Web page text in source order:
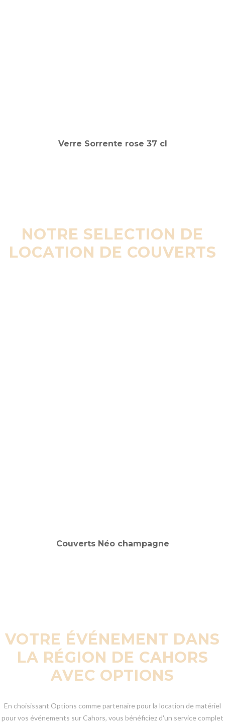
NOTRE SELECTION DE
LOCATION DE COUVERTS
VOTRE ÉVÉNEMENT DANS
LA RÉGION DE CAHORS
AVEC OPTIONS
En choisissant Options comme partenaire pour la location de matériel
pour vos événements sur Cahors, vous bénéficiez d'un service complet